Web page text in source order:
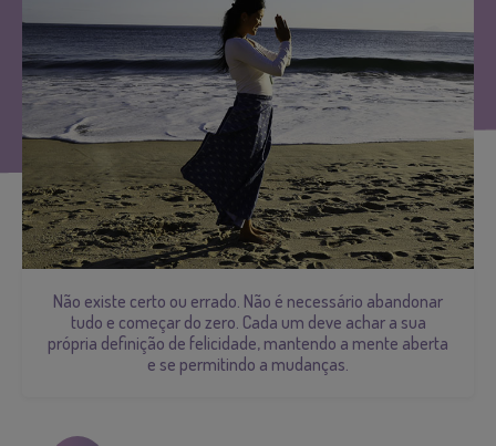
Não existe certo ou errado. Não é necessário abandonar
tudo e começar do zero. Cada um deve achar a sua
própria definição de felicidade, mantendo a mente aberta
e se permitindo a mudanças.